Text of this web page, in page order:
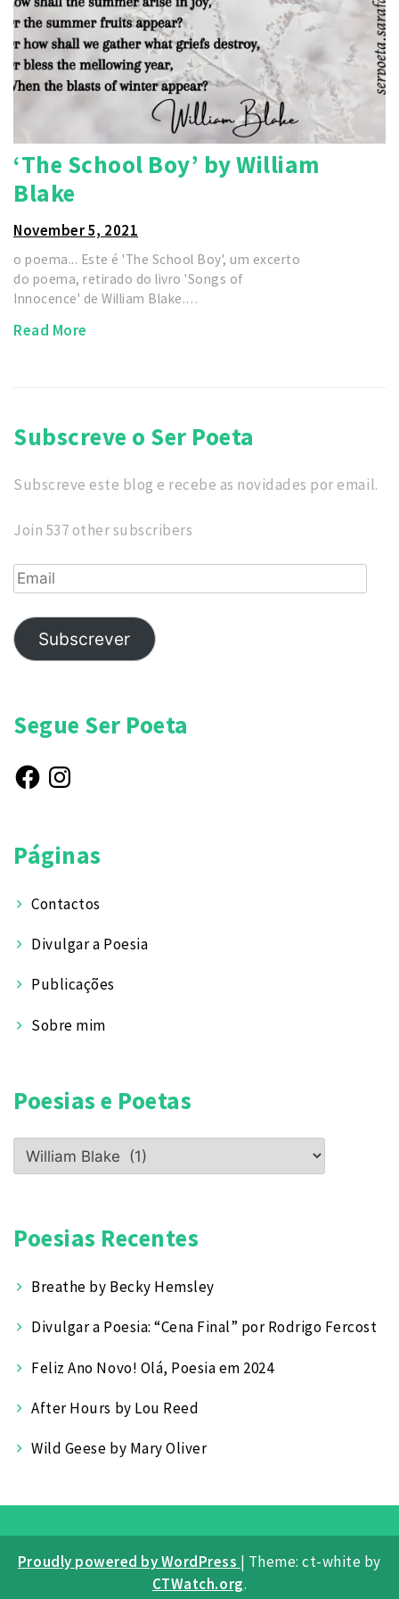
‘The School Boy’ by William
Blake
November 5, 2021
o poema... Este é 'The School Boy', um excerto
do poema, retirado do livro 'Songs of
Innocence' de William Blake.…
Read More
Subscreve o Ser Poeta
Subscreve este blog e recebe as novidades por email.
Join 537 other subscribers
Email
Subscrever
Segue Ser Poeta
FacebookInstagram
Páginas
Contactos
Divulgar a Poesia
Publicações
Sobre mim
Poesias e Poetas
Poesias
e
Poesias Recentes
Breathe by Becky Hemsley
Divulgar a Poesia: “Cena Final” por Rodrigo Fercost
Feliz Ano Novo! Olá, Poesia em 2024
After Hours by Lou Reed
Wild Geese by Mary Oliver
Proudly powered by WordPress | Theme: ct-white by
CTWatch.org.